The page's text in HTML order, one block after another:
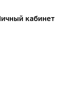
кабинет